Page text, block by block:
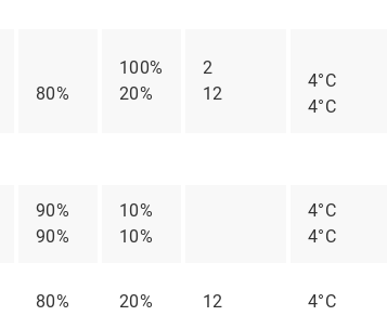
80%
100%
20%
2
12
4°C
4°C
90%
90%
10%
10%
4°C
4°C
80% 20% 12 4°C